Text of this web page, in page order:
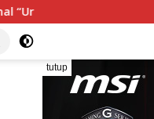
dan
tutup